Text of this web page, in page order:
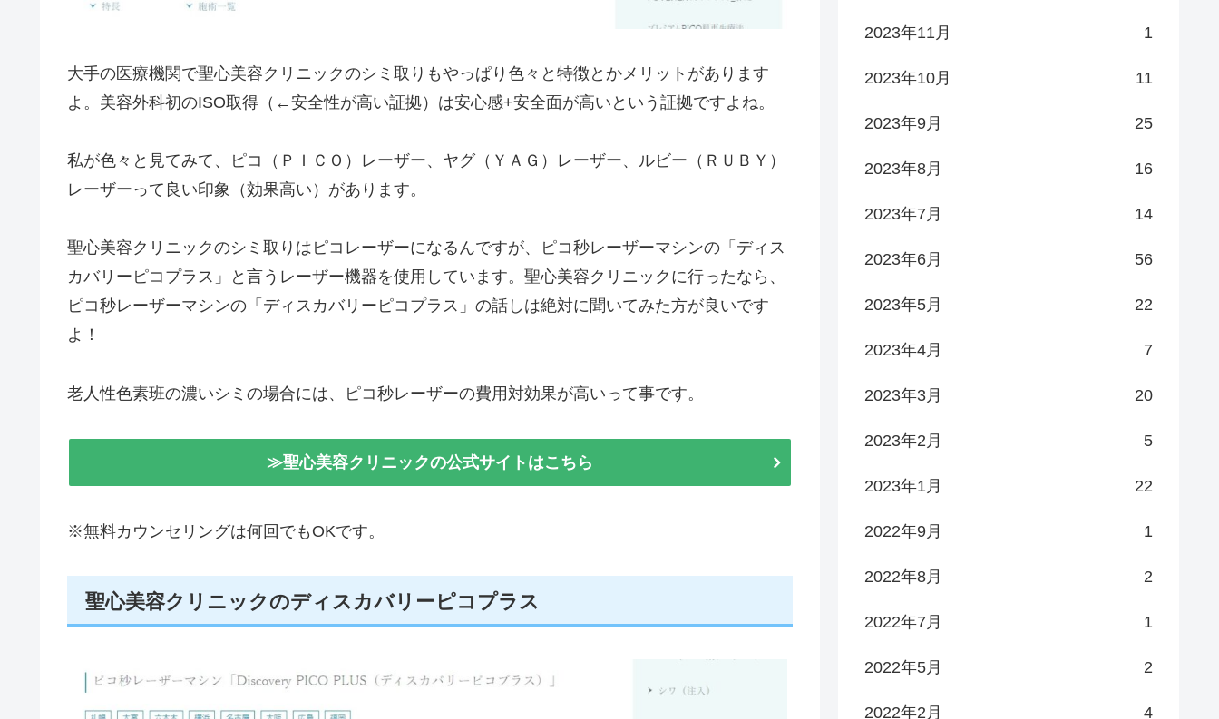
大手の医療機関で聖心美容クリニックのシミ取りもやっぱり色々と特徴とかメリットがあります
よ。美容外科初のISO取得（←安全性が高い証拠）は安心感+安全面が高いという証拠ですよね。
私が色々と見てみて、ピコ（ＰＩＣＯ）レーザー、ヤグ（ＹＡＧ）レーザー、ルビー（ＲＵＢＹ）
レーザーって良い印象（効果高い）があります。
聖心美容クリニックのシミ取りはピコレーザーになるんですが、ピコ秒レーザーマシンの「ディス
カバリーピコプラス」と言うレーザー機器を使用しています。聖心美容クリニックに行ったなら、
ピコ秒レーザーマシンの「ディスカバリーピコプラス」の話しは絶対に聞いてみた方が良いです
よ！
老人性色素班の濃いシミの場合には、ピコ秒レーザーの費用対効果が高いって事です。
≫聖心美容クリニックの公式サイトはこちら
※無料カウンセリングは何回でもOKです。
聖心美容クリニックのディスカバリーピコプラス
2023年11月 1
2023年10月 11
2023年9月 25
2023年8月 16
2023年7月 14
2023年6月 56
2023年5月 22
2023年4月 7
2023年3月 20
2023年2月 5
2023年1月 22
2022年9月 1
2022年8月 2
2022年7月 1
2022年5月 2
2022年2月 4